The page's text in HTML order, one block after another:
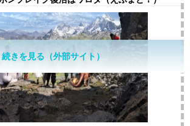
続きを見る（外部サイト）